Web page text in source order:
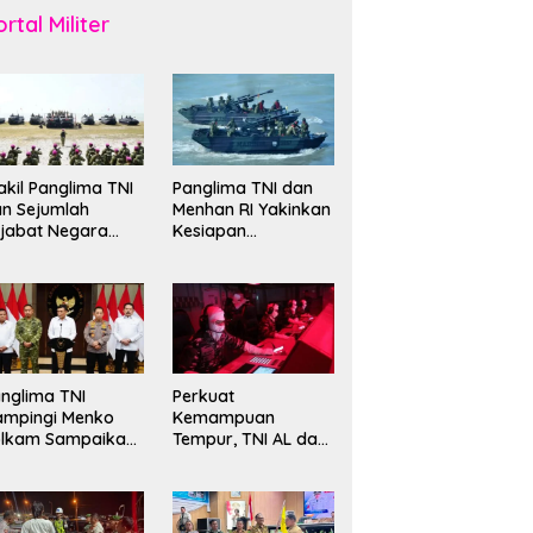
Militer
Panglima TNI
Sejumlah
Negara
Korps
Panglima TNI dan
Menhan RI Yakinkan
Kesiapan
TNI
Menko
Sampaikan
Perkuat
Kemampuan
Tempur, TNI AL dan
Latihan ORRUDA
2026